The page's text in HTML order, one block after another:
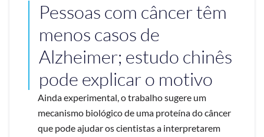
Pessoas com câncer têm
menos casos de
Alzheimer; estudo chinês
pode explicar o motivo
Ainda experimental, o trabalho sugere um
mecanismo biológico de uma proteína do câncer
que pode ajudar os cientistas a interpretarem